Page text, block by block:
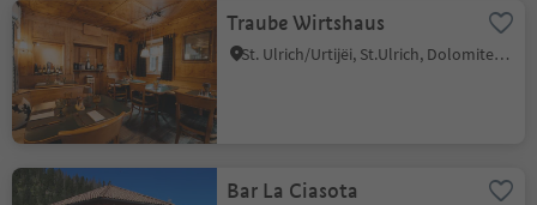
Traube Wirtshaus
St. Ulrich/Urtijëi, St.Ulrich, Dolomitenregion Gröden
Bar La Ciasota